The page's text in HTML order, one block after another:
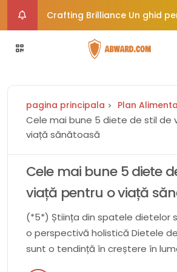
Crafting Brilliance Un ghid
îmbunătățirea creativă a
Cum vă poate ajuta dieta
călătorește în timp în stil
6 moduri de a trata
pielii
Crafty Corners Idei creative
pentru suflete pline de artă
pagina principala Plan
Cele mai bune 5 diete de stil de
viață sănătoasă
Cele mai bune 5 diete
viață pentru o viață
(*5*) Știința din spatele dietelor
o perspectivă holistică Dietele
sunt o tendință în creștere în